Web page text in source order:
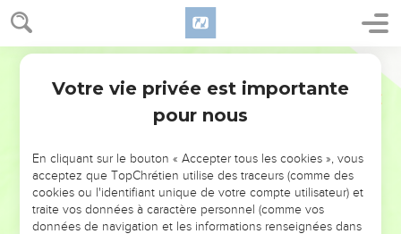
NE MANQUEZ PAS L’ÉVÉNEMENT
DE L’ANNÉE !
ET SI LEURS ERREURS POUVAIENT VOUS ÉVITER LES
VOTRES ?
Votre vie privée est importante
pour nous
En cliquant sur le bouton « Accepter tous les cookies », vous
acceptez que TopChrétien utilise des traceurs (comme des
cookies ou l'identifiant unique de votre compte utilisateur) et
traite vos données à caractère personnel (comme vos
données de navigation et les informations renseignées dans